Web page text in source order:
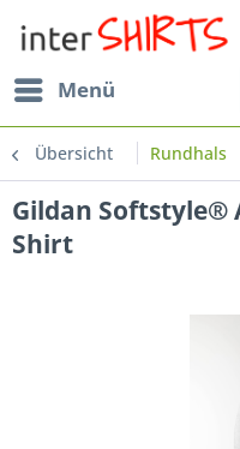
Menü
Übersicht Rundhals
Gildan Softstyle®
Shirt